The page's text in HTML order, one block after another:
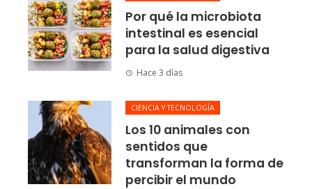
Por qué la microbiota
intestinal es esencial
para la salud digestiva
Hace 3 días
CIENCIA Y TECNOLOGÍA
Los 10 animales con
sentidos que
transforman la forma de
percibir el mundo